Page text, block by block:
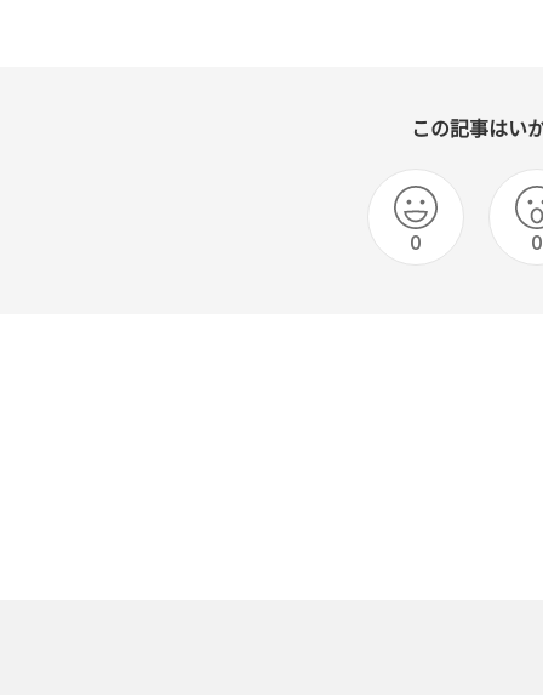
この記事はい
0 0